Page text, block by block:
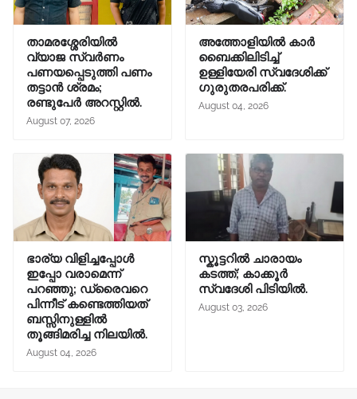
താമരശ്ശേരിയിൽ
വ്യാജ സ്വർണം
പണയപ്പെടുത്തി പണം
തട്ടാൻ ശ്രമം;
രണ്ടുപേർ അറസ്റ്റിൽ.
August 07, 2026
അത്തോളിയിൽ കാർ
ബൈക്കിലിടിച്ച്
ഉള്ളിയേരി സ്വദേശിക്ക്
ഗുരുതരപരിക്ക്.
August 04, 2026
ഭാര്യ വിളിച്ചപ്പോള്‍
ഇപ്പോ വരാമെന്ന്
പറഞ്ഞു; ഡ്രൈവറെ
പിന്നീട് കണ്ടെത്തിയത്
ബസ്സിനുള്ളില്‍
തൂങ്ങിമരിച്ച നിലയിൽ.
August 04, 2026
സ്കൂട്ടറിൽ ചാരായം
കടത്ത്; കാക്കൂർ
സ്വദേശി പിടിയിൽ.
August 03, 2026